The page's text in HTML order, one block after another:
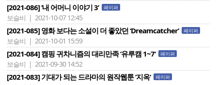
[2021-086] ‘내 어머니 이야기 3’ 페이퍼
보슬비 | 2021-10-07 12:45
[2021-085] 영화 보다는 소설이 더 좋았던 ‘Dreamcatcher‘ 페이퍼
보슬비 | 2021-10-01 15:59
[2021-084] 캠핑 귀차니즘의 대리만족 ‘유루캠 1~7‘ 페이퍼
보슬비 | 2021-09-30 14:52
[2021-083] 기대가 되는 드라마의 원작웹툰 ‘지옥‘ 페이퍼